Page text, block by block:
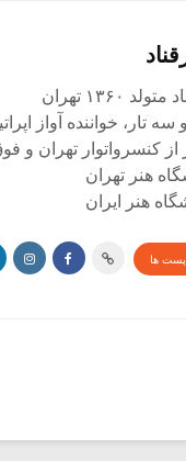
۱۳۶۰ تهران
و سه تار، خواننده آواز
از کنسرواتوار تهران و
هنر تهران
هنر ایران
پست ها